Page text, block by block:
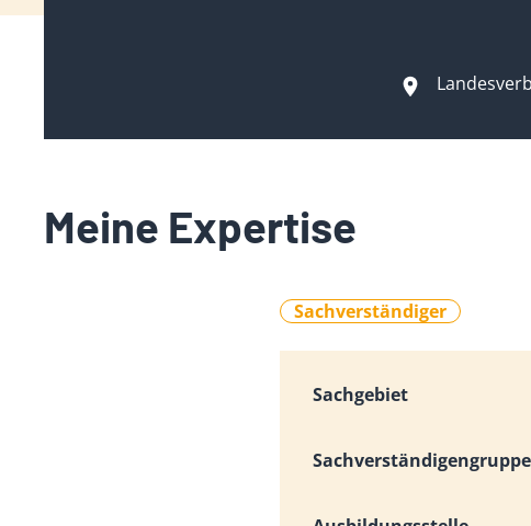
Meine Expertise
Sachverständiger
Sachgebiet
Sachverständigengruppe